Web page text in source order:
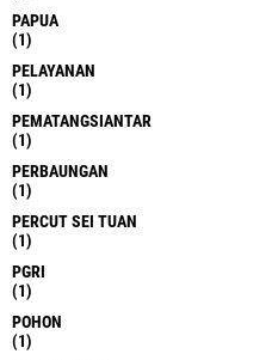
PAPUA
(1)
PELAYANAN
(1)
PEMATANGSIANTAR
(1)
PERBAUNGAN
(1)
PERCUT SEI TUAN
(1)
PGRI
(1)
POHON
(1)